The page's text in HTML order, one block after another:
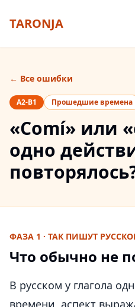
TARONJA
← Все ошибки
A2-B1 Прошедшие времена
«Comí» или
одно
ФАЗА 1 · ТАК ПИШУТ
Что обычно не
В русском у глагола
времени, аспект